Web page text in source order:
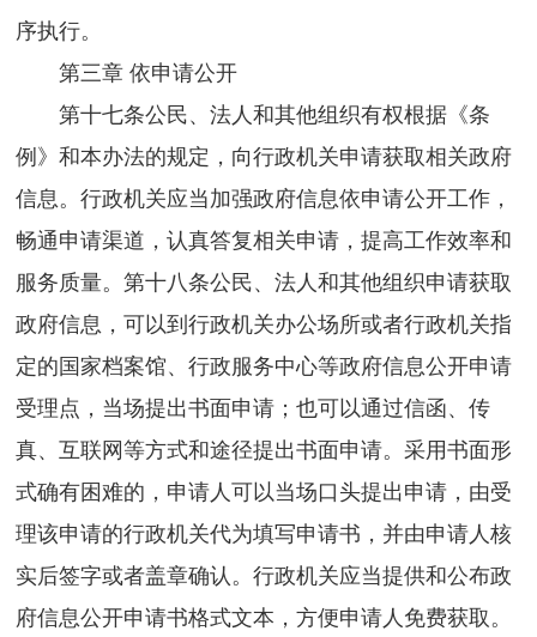
序执行。
第三章 依申请公开
第十七条公民、法人和其他组织有权根据《条
例》和本办法的规定，向行政机关申请获取相关政府
信息。行政机关应当加强政府信息依申请公开工作，
畅通申请渠道，认真答复相关申请，提高工作效率和
服务质量。第十八条公民、法人和其他组织申请获取
政府信息，可以到行政机关办公场所或者行政机关指
定的国家档案馆、行政服务中心等政府信息公开申请
受理点，当场提出书面申请；也可以通过信函、传
真、互联网等方式和途径提出书面申请。采用书面形
式确有困难的，申请人可以当场口头提出申请，由受
理该申请的行政机关代为填写申请书，并由申请人核
实后签字或者盖章确认。行政机关应当提供和公布政
府信息公开申请书格式文本，方便申请人免费获取。